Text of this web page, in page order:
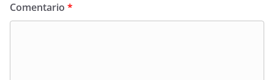
Comentario *